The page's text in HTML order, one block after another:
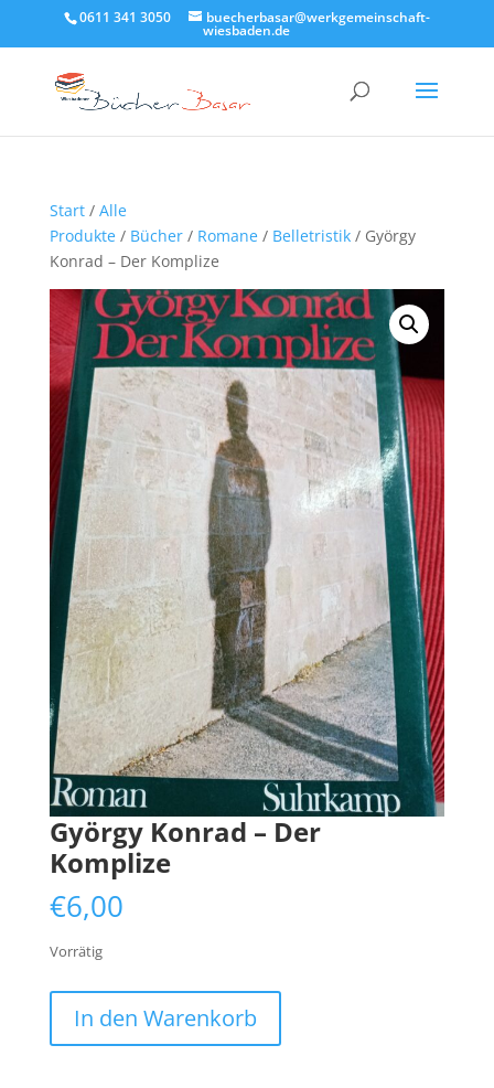
0611 341 3050 buecherbasar@werkgemeinschaft-
wiesbaden.de
Start/ Alle
Produkte/ Bücher/ Romane/ Belletristik/ György
Konrad – Der Komplize
György Konrad – Der
Komplize
€6,00
Vorrätig
Konrad
-
In den Warenkorb